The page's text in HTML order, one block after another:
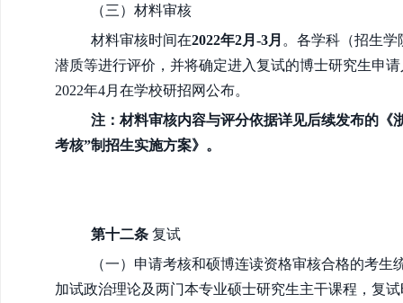
（三）材料审核
材料审核时间在2022年2月 -3月 。各学科（招生
潜质等进行评价，并将确定进入复试的博士研究生申
2022年4月在学校研招网公布。
注：材料审核内容与评分依据详见后续发布的《
考核”制招生实施方案》。
第十二条 复试
（一）申请考核和硕博连读资格审核合格的考
加试政治理论及两门本专业硕士研究生主干课程，复